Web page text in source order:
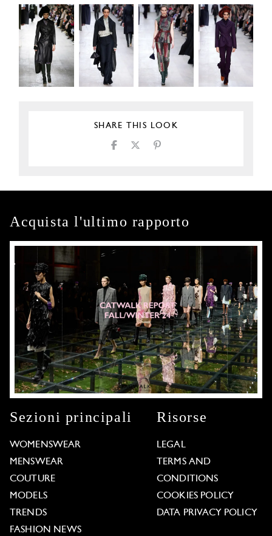
SHARE THIS LOOK
Acquista l'ultimo rapporto
Sezioni principali
WOMENSWEAR
MENSWEAR
COUTURE
MODELS
TRENDS
FASHION NEWS
Risorse
LEGAL
TERMS AND
CONDITIONS
COOKIES POLICY
DATA PRIVACY POLICY